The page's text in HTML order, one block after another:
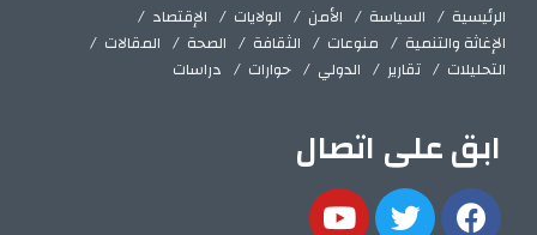
الرئيسية السياسة الأمن الولايات
الإقتصاد
الإغاثة والتنمية
منوعات الثقافة الصحة
المقالات
التحليلات
تقارير الدولي حوارات دراسات
ابق على اتصال